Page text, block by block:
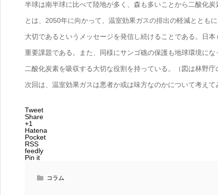
半球は南半球に比べて陸地が多く、森も多いことから二酸化
とは、2050年に向かって、温室効果ガスの排出の軽減ととも
大切であるというメッセージを発信し続けることである。日
重要課題である。また、同様にサンゴ礁の保護も地球環境に
二酸化炭素を吸収する大切な役割を持っている。（図は林野
次回は、温室効果ガスは悪者か或は味方なのかについて考えて
Tweet
Share
+1
Hatena
Pocket
RSS
feedly
Pin it
コラム